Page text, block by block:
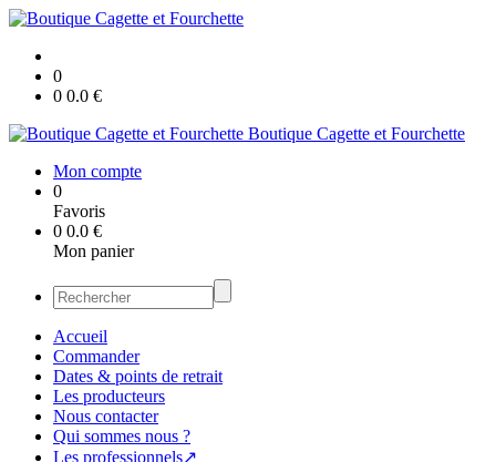
0
0 0.0 €
Boutique Cagette et Fourchette
Mon compte
0
Favoris
0 0.0 €
Mon panier
Accueil
Commander
Dates & points de retrait
Les producteurs
Nous contacter
Qui sommes nous ?
Les professionnels↗